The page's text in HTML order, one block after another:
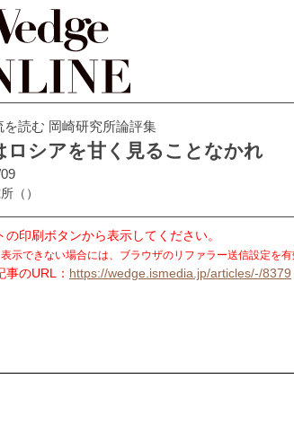
を読む 岡崎研究所論評集
ロシアを甘く見ることなかれ
（）
の印刷ボタンから表示してください。
示できない場合には、ブラウザのリファラー送信設定を有
事のURL： https://wedge.ismedia.jp/articles/-/8379